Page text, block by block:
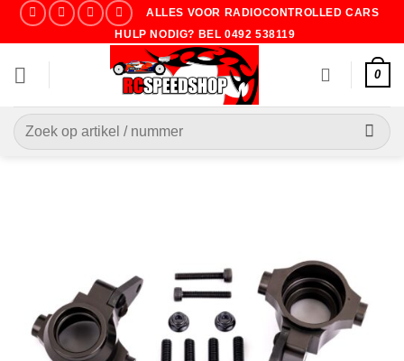
ALLES VOOR RADIOCONTROLLED CARS
HULP NODIG? BEL 0492 538119
0
Zoeken
naar: